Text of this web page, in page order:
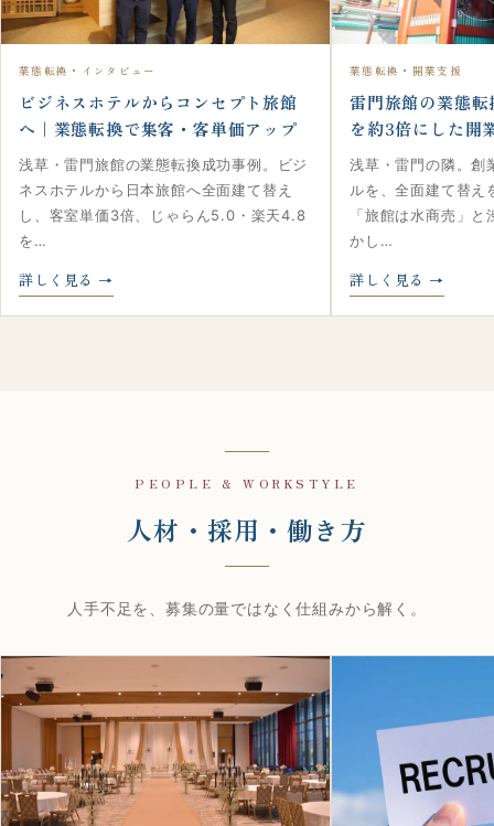
業態転換・インタビュー
ビジネスホテルからコンセプト旅館
へ｜業態転換で集客・客単価アップ
浅草・雷門旅館の業態転換成功事例。ビジ
ネスホテルから日本旅館へ全面建て替え
し、客室単価3倍、じゃらん5.0・楽天4.8
を…
詳しく見る
業態転換・開業支援
雷門旅館の業態
を約3倍にした開
浅草・雷門の隣。創
ルを、全面建て替え
「旅館は水商売」
かし…
詳しく見る
PEOPLE & WORKSTYLE
人材・採用・働き方
人手不足を、募集の量ではなく仕組みから解く。